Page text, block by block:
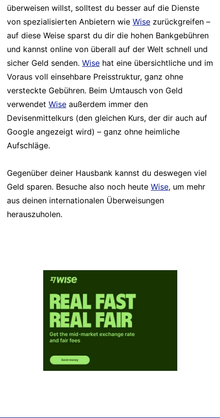
überweisen willst, solltest du besser auf die Dienste
von spezialisierten Anbietern wie Wise zurückgreifen –
auf diese Weise sparst du dir die hohen Bankgebühren
und kannst online von überall auf der Welt schnell und
sicher Geld senden. Wise hat eine übersichtliche und im
Voraus voll einsehbare Preisstruktur, ganz ohne
versteckte Gebühren. Beim Umtausch von Geld
verwendet Wise außerdem immer den
Devisenmittelkurs (den gleichen Kurs, der dir auch auf
Google angezeigt wird) – ganz ohne heimliche
Aufschläge.
Gegenüber deiner Hausbank kannst du deswegen viel
Geld sparen. Besuche also noch heute Wise, um mehr
aus deinen internationalen Überweisungen
herauszuholen.